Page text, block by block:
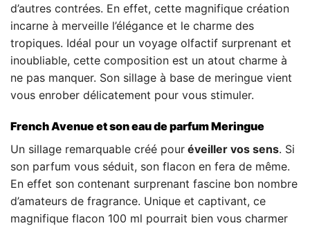
d’autres contrées. En effet, cette magnifique création
incarne à merveille l’élégance et le charme des
tropiques. Idéal pour un voyage olfactif surprenant et
inoubliable, cette composition est un atout charme à
ne pas manquer. Son sillage à base de meringue vient
vous enrober délicatement pour vous stimuler.
French Avenue et son eau de parfum Meringue
Un sillage remarquable créé pour éveiller vos sens. Si
son parfum vous séduit, son flacon en fera de même.
En effet son contenant surprenant fascine bon nombre
d’amateurs de fragrance. Unique et captivant, ce
magnifique flacon 100 ml pourrait bien vous charmer